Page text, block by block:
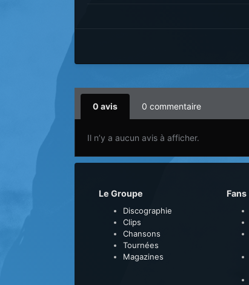
0 avis 0 commentaire
Il n’y a aucun avis à afficher.
Le Groupe
Discographie
Clips
Chansons
Tournées
Magazines
Fans